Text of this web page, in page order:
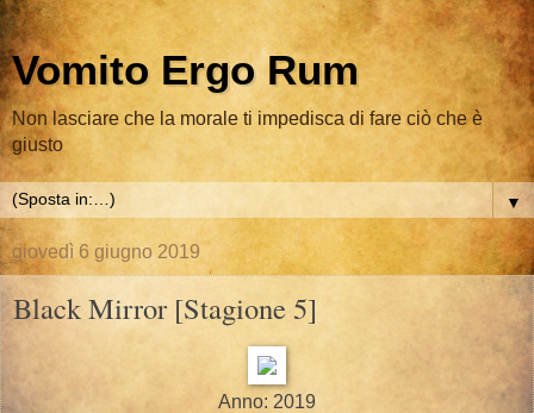
Vomito Ergo Rum
Non lasciare che la morale ti impedisca di fare ciò che è
giusto
▼
giovedì 6 giugno 2019
Black Mirror [Stagione 5]
Anno: 2019